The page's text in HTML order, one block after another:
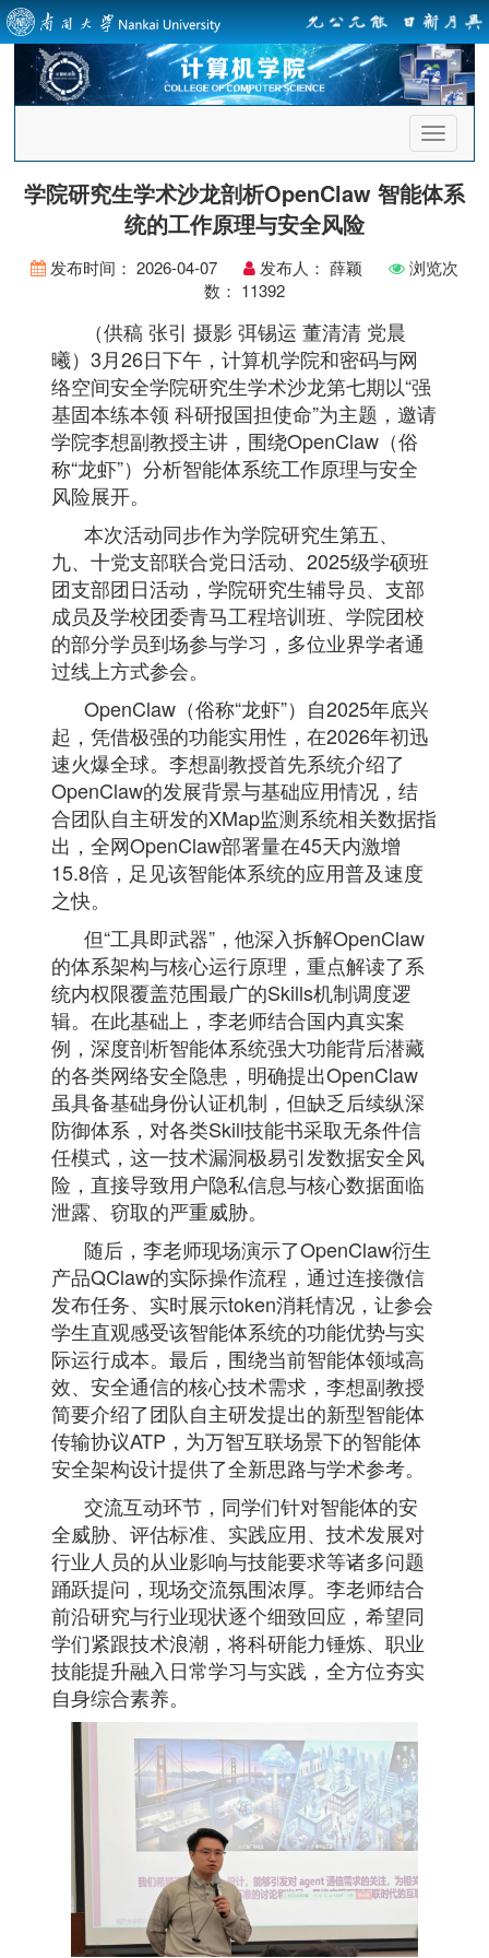
首
页
导
航
学院研究生学术沙龙剖析OpenClaw 智能体系
统的工作原理与安全风险
发布时间： 2026-04-07 发布人： 薛颖
浏览次
数： 11392
（供稿 张引 摄影 弭锡运 董清清 党晨
曦）3月26日下午，计算机学院和密码与网
络空间安全学院研究生学术沙龙第七期以“强
基固本练本领 科研报国担使命”为主题，邀请
学院李想副教授主讲，围绕OpenClaw（俗
称“龙虾”）分析智能体系统工作原理与安全
风险展开。
本次活动同步作为学院研究生第五、
九、十党支部联合党日活动、2025级学硕班
团支部团日活动，学院研究生辅导员、支部
成员及学校团委青马工程培训班、学院团校
的部分学员到场参与学习，多位业界学者通
过线上方式参会。
OpenClaw（俗称“龙虾”）自2025年底兴
起，凭借极强的功能实用性，在2026年初迅
速火爆全球。李想副教授首先系统介绍了
OpenClaw的发展背景与基础应用情况，结
合团队自主研发的XMap监测系统相关数据指
出，全网OpenClaw部署量在45天内激增
15.8倍，足见该智能体系统的应用普及速度
之快。
但“工具即武器”，他深入拆解OpenClaw
的体系架构与核心运行原理，重点解读了系
统内权限覆盖范围最广的Skills机制调度逻
辑。在此基础上，李老师结合国内真实案
例，深度剖析智能体系统强大功能背后潜藏
的各类网络安全隐患，明确提出OpenClaw
虽具备基础身份认证机制，但缺乏后续纵深
防御体系，对各类Skill技能书采取无条件信
任模式，这一技术漏洞极易引发数据安全风
险，直接导致用户隐私信息与核心数据面临
泄露、窃取的严重威胁。
随后，李老师现场演示了OpenClaw衍生
产品QClaw的实际操作流程，通过连接微信
发布任务、实时展示token消耗情况，让参会
学生直观感受该智能体系统的功能优势与实
际运行成本。最后，围绕当前智能体领域高
效、安全通信的核心技术需求，李想副教授
简要介绍了团队自主研发提出的新型智能体
传输协议ATP，为万智互联场景下的智能体
安全架构设计提供了全新思路与学术参考。
交流互动环节，同学们针对智能体的安
全威胁、评估标准、实践应用、技术发展对
行业人员的从业影响与技能要求等诸多问题
踊跃提问，现场交流氛围浓厚。李老师结合
前沿研究与行业现状逐个细致回应，希望同
学们紧跟技术浪潮，将科研能力锤炼、职业
技能提升融入日常学习与实践，全方位夯实
自身综合素养。